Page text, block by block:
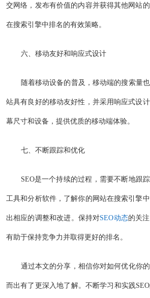
交网络，发布有价值的内容并获得其他网站
在搜索引擎中排名的有效策略。
六、移动友好和响应式设计
随着移动设备的普及，移动端的搜索量
站具有良好的移动友好性，并采用响应式设
幕尺寸和设备，提供优质的移动端体验。
七、不断跟踪和优化
SEO是一个持续的过程，需要不断地跟
工具和分析软件，了解你的网站在搜索引擎
出相应的调整和改进。保持对SEO动态的关
有助于保持竞争力并取得更好的排名。
通过本文的分享，相信你对如何优化你
而出有了更深入地了解。不断学习和实践